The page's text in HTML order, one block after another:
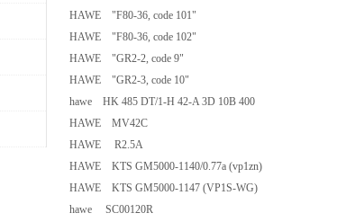
HAWE "F80-36, code 101"
HAWE "F80-36, code 102"
HAWE "GR2-2, code 9"
HAWE "GR2-3, code 10"
hawe HK 485 DT/1-H 42-A 3D 10B 400
HAWE MV42C
HAWE R2.5A
HAWE KTS GM5000-1140/0.77a (vp1zn)
HAWE KTS GM5000-1147 (VP1S-WG)
hawe SC00120R